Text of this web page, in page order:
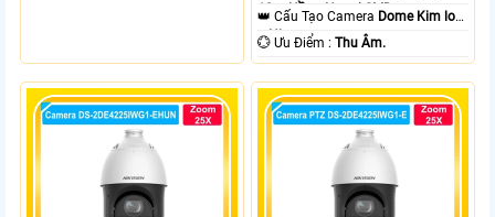
10m Hồng Ngoại SMD.
👑 Cấu Tạo Camera Dome Kim loại
+ Nhựa.
️💮 Ưu Điểm :Thu Âm.